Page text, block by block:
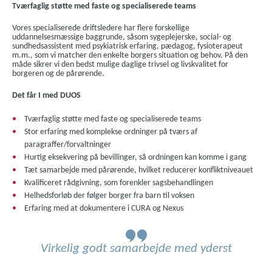
Tværfaglig støtte med faste og specialiserede teams
Vores specialiserede driftsledere har flere forskellige
uddannelsesmæssige baggrunde, såsom sygeplejerske, social- og
sundhedsassistent med psykiatrisk erfaring, pædagog, fysioterapeut
m.m., som vi matcher den enkelte borgers situation og behov. På den
måde sikrer vi den bedst mulige daglige trivsel og livskvalitet for
borgeren og de pårørende.
Det får I med DUOS
Tværfaglig støtte med faste og specialiserede teams
Stor erfaring med komplekse ordninger på tværs af
paragraffer/forvaltninger
Hurtig eksekvering på bevillinger, så ordningen kan komme i gang
Tæt samarbejde med pårørende, hvilket reducerer konfliktniveauet
Kvalificeret rådgivning, som forenkler sagsbehandlingen
Helhedsforløb der følger borger fra barn til voksen
Erfaring med at dokumentere i CURA og Nexus
Virkelig godt samarbejde med yderst